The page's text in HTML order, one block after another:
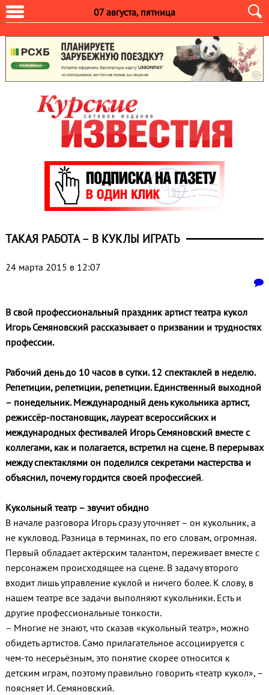
07 августа, пятница
ТАКАЯ РАБОТА – В КУКЛЫ ИГРАТЬ
24 марта 2015 в 12:07
В свой профессиональный праздник артист театра кукол
Игорь Семяновский рассказывает о призвании и трудностях
профессии.
Рабочий день до 10 часов в сутки. 12 спектаклей в неделю.
Репетиции, репетиции, репетиции. Единственный выходной
– понедельник. Международный день кукольника артист,
режиссёр-постановщик, лауреат всероссийских и
международных фестивалей Игорь Семяновский вместе с
коллегами, как и полагается, встретил на сцене. В перерывах
между спектаклями он поделился секретами мастерства и
объяснил, почему гордится своей профессией.
Кукольный театр – звучит обидно
В начале разговора Игорь сразу уточняет – он кукольник, а
не кукловод. Разница в терминах, по его словам, огромная.
Первый обладает актёрским талантом, переживает вместе с
персонажем происходящее на сцене. В задачу второго
входит лишь управление куклой и ничего более. К слову, в
нашем театре все задачи выполняют кукольники. Есть и
другие профессиональные тонкости.
– Многие не знают, что сказав «кукольный театр», можно
обидеть артистов. Само прилагательное ассоциируется с
чем-то несерьёзным, это понятие скорее относится к
детским играм, поэтому правильно говорить «театр кукол», –
поясняет И. Семяновский.